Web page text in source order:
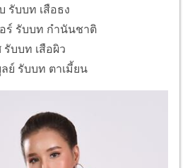
รับบท เสือธง
ร์ รับบท กำนันชาติ
บบท เสือผิว
ย์ รับบท ตาเมี้ยน